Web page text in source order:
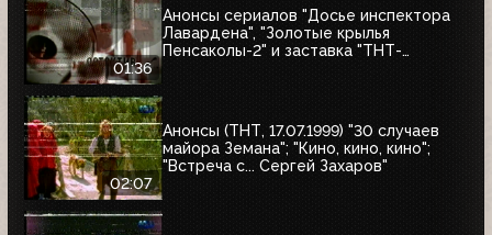
01:36
Анонсы сериалов "Досье инспектора
Лавардена", "Золотые крылья
Пенсаколы-2" и заставка "ТНТ-
02:07
Анонсы (ТНТ, 17.07.1999) "30 случаев
майора Земана"; "Кино, кино, кино";
"Встреча с... Сергей Захаров"